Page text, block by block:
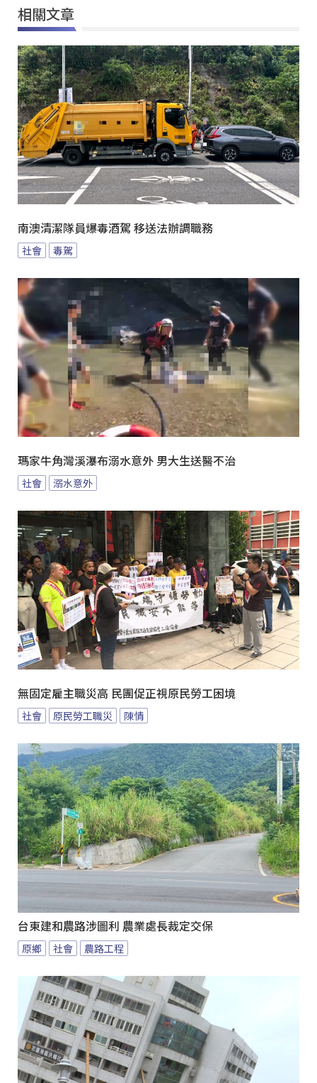
相關文章
南澳清潔隊員爆毒酒駕 移送法辦調職務
社會 毒駕
瑪家牛角灣溪瀑布溺水意外 男大生送醫不治
社會 溺水意外
無固定雇主職災高 民團促正視原民勞工困境
社會 原民勞工職災 陳情
台東建和農路涉圖利 農業處長裁定交保
原鄉 社會 農路工程